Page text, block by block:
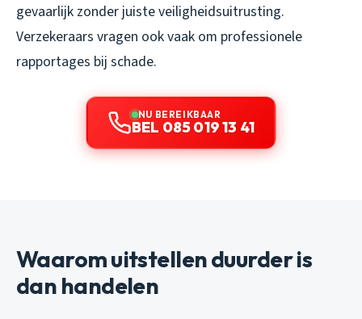
gevaarlijk zonder juiste veiligheidsuitrusting.
Verzekeraars vragen ook vaak om professionele
rapportages bij schade.
NU BEREIKBAAR
BEL 085 019 13 41
Waarom uitstellen duurder is
dan handelen